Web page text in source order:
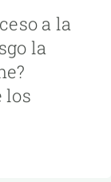
a la
la
los